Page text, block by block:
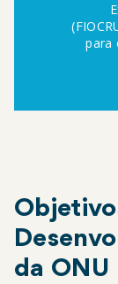
para
da ONU